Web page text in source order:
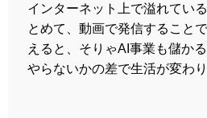
インターネット上で溢れてい
とめて、動画で発信すること
えると、そりゃAI事業も儲か
やらないかの差で生活が変わり